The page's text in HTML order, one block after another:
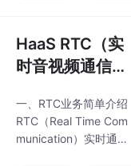
码压缩过
或“物”，生成79.4 ZB的
数据。同时IDC中国研
究数据显示，2020年全
4.7亿美元，其中中国市
场占比23.6%。IDC预
测，到2025年全球物联
HaaS RTC（实
时音视频通信）
一、RTC业务简单介绍
RTC（Real Time Com
munication）实时通信